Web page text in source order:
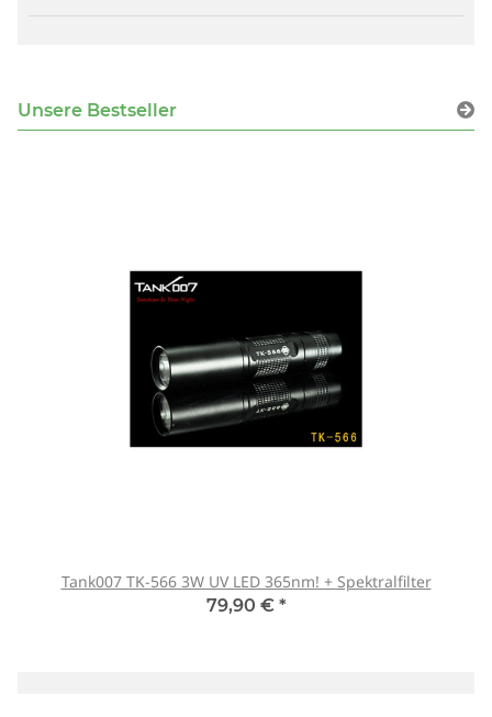
Unsere Bestseller
Tank007 TK-566 3W UV LED 365nm! + Spektralfilter
79,90 € *